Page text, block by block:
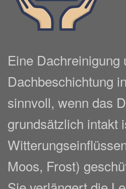
Eine Dachreinigung
Dachbeschichtung
sinnvoll, wenn das
grundsätzlich intakt
Moos, Frost)